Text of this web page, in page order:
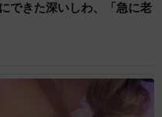
できた深いしわ、「急に老